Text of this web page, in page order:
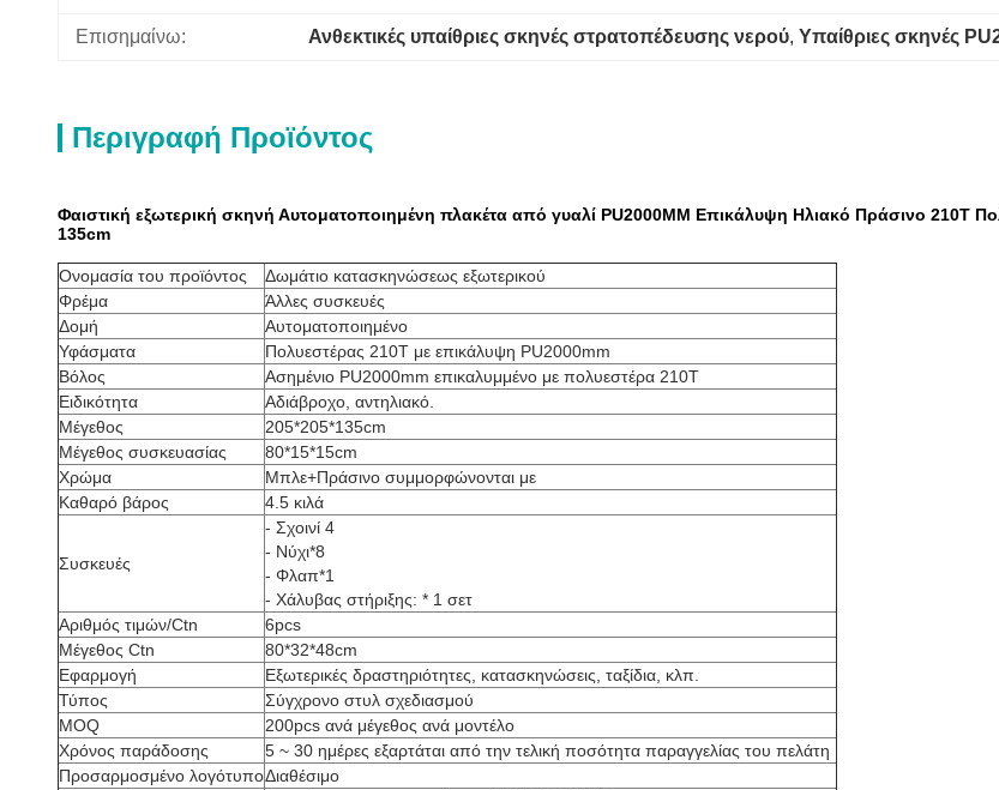
Επισημαίνω: Ανθεκτικές υπαίθριες σκηνές στρατοπέδευσης νερού, Υπαίθριες σκηνές
Περιγραφή Προϊόντος
Φαιστική εξωτερική σκηνή Αυτοματοποιημένη πλακέτα από γυαλί PU2000MM Επικάλυψη Ηλιακό Πράσινο 210T
135cm
Ονομασία του προϊόντος
Δωμάτιο κατασκηνώσεως εξωτερικού
Φρέμα
Άλλες συσκευές
Δομή
Αυτοματοποιημένο
Υφάσματα
Πολυεστέρας 210T με επικάλυψη PU2000mm
Βόλος
Ασημένιο PU2000mm επικαλυμμένο με πολυεστέρα 210T
Ειδικότητα
Αδιάβροχο, αντηλιακό.
Μέγεθος
205*205*135cm
Μέγεθος συσκευασίας
80*15*15cm
Χρώμα
Μπλε+Πράσινο συμμορφώνονται με
Καθαρό βάρος
4.5 κιλά
Συσκευές
- Σχοινί 4
- Νύχι*8
- Φλαπ*1
- Χάλυβας στήριξης: * 1 σετ
Αριθμός τιμών/Ctn
6pcs
Μέγεθος Ctn
80*32*48cm
Εφαρμογή
Εξωτερικές δραστηριότητες, κατασκηνώσεις, ταξίδια, κλπ.
Τύπος
Σύγχρονο στυλ σχεδιασμού
MOQ
200pcs ανά μέγεθος ανά μοντέλο
Χρόνος παράδοσης
5 ~ 30 ημέρες εξαρτάται από την τελική ποσότητα παραγγελίας του πελάτη
Προσαρμοσμένο λογότυποΔιαθέσιμο